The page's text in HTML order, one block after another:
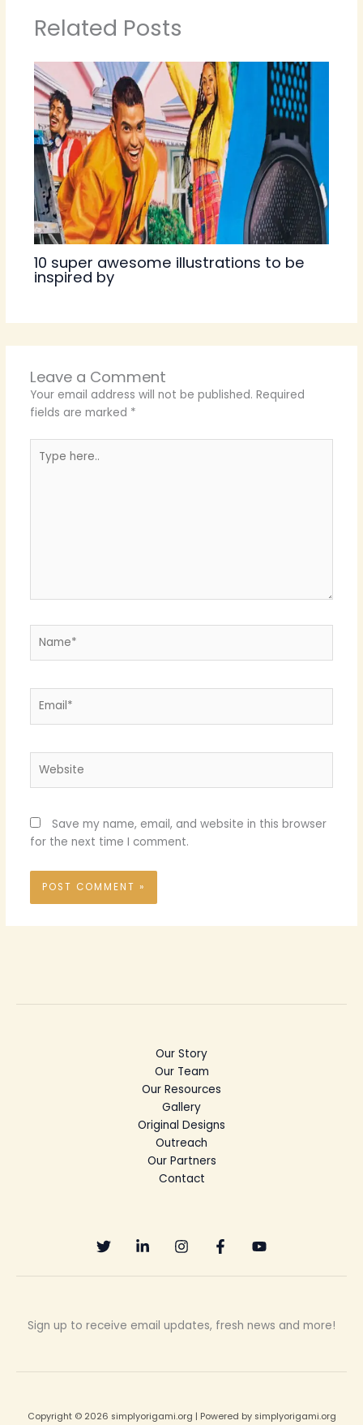
Related Posts
10 super awesome illustrations to be
inspired by
Leave a Comment
Your email address will not be published. Required
fields are marked *
here..
Save my name, email, and website in this browser
for the next time I comment.
Our Story
Our Team
Our Resources
Gallery
Original Designs
Outreach
Our Partners
Contact
Sign up to receive email updates, fresh news and more!
Copyright © 2026 simplyorigami.org | Powered by simplyorigami.org